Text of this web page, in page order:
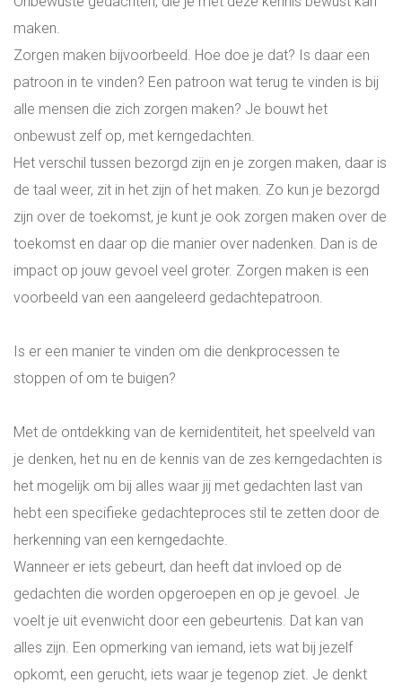
maken.
Zorgen maken bijvoorbeeld. Hoe doe je dat? Is daar een
patroon in te vinden? Een patroon wat terug te vinden is bij
alle mensen die zich zorgen maken? Je bouwt het
onbewust zelf op, met kerngedachten.
Het verschil tussen bezorgd zijn en je zorgen maken, daar is
de taal weer, zit in het zijn of het maken. Zo kun je bezorgd
zijn over de toekomst, je kunt je ook zorgen maken over de
toekomst en daar op die manier over nadenken. Dan is de
impact op jouw gevoel veel groter. Zorgen maken is een
voorbeeld van een aangeleerd gedachtepatroon.
Is er een manier te vinden om die denkprocessen te
stoppen of om te buigen?
Met de ontdekking van de kernidentiteit, het speelveld van
je denken, het nu en de kennis van de zes kerngedachten is
het mogelijk om bij alles waar jij met gedachten last van
hebt een specifieke gedachteproces stil te zetten door de
herkenning van een kerngedachte.
Wanneer er iets gebeurt, dan heeft dat invloed op de
gedachten die worden opgeroepen en op je gevoel. Je
voelt je uit evenwicht door een gebeurtenis. Dat kan van
alles zijn. Een opmerking van iemand, iets wat bij jezelf
opkomt, een gerucht, iets waar je tegenop ziet. Je denkt